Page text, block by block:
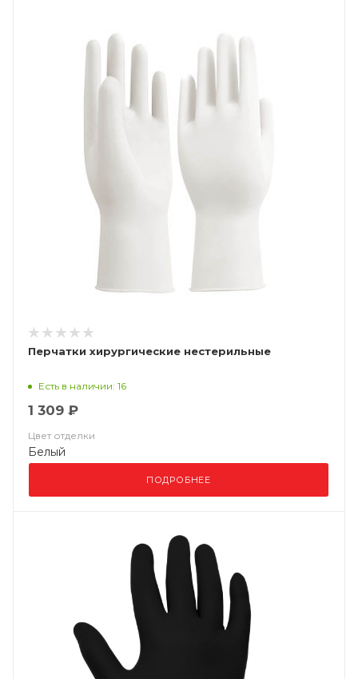
Перчатки хирургические нестерильные
Есть в наличии: 16
1 309 ₽
Цвет отделки
Белый
ПОДРОБНЕЕ